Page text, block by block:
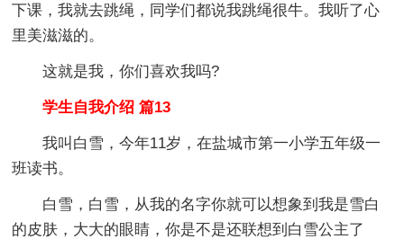
下课，我就去跳绳，同学们都说我跳绳很牛。我听了心
里美滋滋的。
这就是我，你们喜欢我吗?
学生自我介绍 篇13
我叫白雪，今年11岁，在盐城市第一小学五年级一
班读书。
白雪，白雪，从我的名字你就可以想象到我是雪白
的皮肤，大大的眼睛，你是不是还联想到白雪公主了